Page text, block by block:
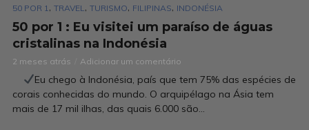
50 POR 1 , TRAVEL , TURISMO, FILIPINAS, INDONÉSIA
50 por 1 : Eu visitei um paraíso de águas
cristalinas na Indonésia
2 meses atrás Adicionar um comentário
Eu chego à Indonésia, país que tem 75% das espécies de
corais conhecidas do mundo. O arquipélago na Ásia tem
mais de 17 mil ilhas, das quais 6.000 são...